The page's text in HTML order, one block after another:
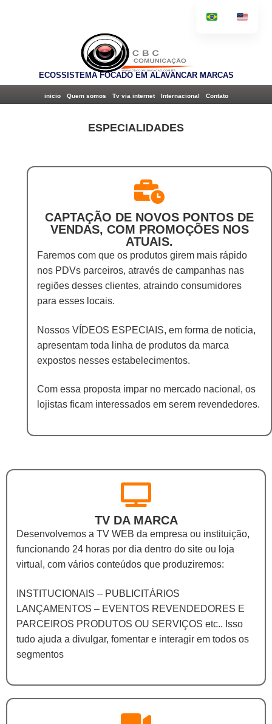
ECOSSISTEMA FOCADO EM ALAVANCAR MARCAS
inicio Quem somos Tv via internet Internacional Contato
ESPECIALIDADES
CAPTAÇÃO DE NOVOS PONTOS DE
VENDAS, COM PROMOÇÕES NOS
ATUAIS.
Faremos com que os produtos girem mais rápido
nos PDVs parceiros, através de campanhas nas
regiões desses clientes, atraindo consumidores
para esses locais.
Nossos VÍDEOS ESPECIAIS, em forma de noticia,
apresentam toda linha de produtos da marca
expostos nesses estabelecimentos.
Com essa proposta impar no mercado nacional, os
lojistas ficam interessados em serem revendedores.
TV DA MARCA
Desenvolvemos a TV WEB da empresa ou instituição,
funcionando 24 horas por dia dentro do site ou loja
virtual, com vários conteúdos que produziremos:
INSTITUCIONAIS – PUBLICITÁRIOS
LANÇAMENTOS – EVENTOS REVENDEDORES E
PARCEIROS PRODUTOS OU SERVIÇOS etc.. Isso
tudo ajuda a divulgar, fomentar e interagir em todos os
segmentos